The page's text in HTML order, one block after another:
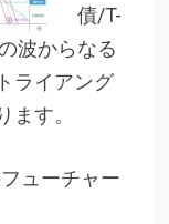
債/T-
波からなる
ライアング
す。
ューチャー